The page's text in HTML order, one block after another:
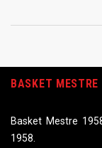
BASKET
Basket Mestre
1958.